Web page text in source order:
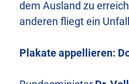
dem Ausland zu
anderen fliegt ein
Plakate appellieren: